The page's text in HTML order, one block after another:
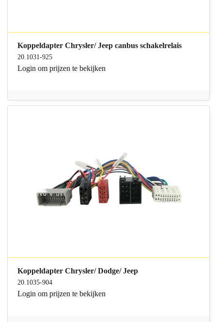
Koppeldapter Chrysler/ Jeep canbus schakelrelais
20.1031-925
Login om prijzen te bekijken
Koppeldapter Chrysler/ Dodge/ Jeep
20.1035-904
Login om prijzen te bekijken